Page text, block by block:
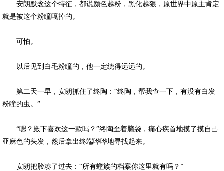
安朗默念这个特征，都说颜色越粉，黑化越狠，原世界中原主肯定
就是被这个粉瞳嘎掉的。
可怕。
以后见到白毛粉瞳的，他一定绕得远远的。
第二天一早，安朗抓住了终陶：“终陶，帮我查一下，有没有白发
粉瞳的虫。”
“嗯？殿下喜欢这一款吗？”终陶歪着脑袋，痛心疾首地摸了摸自己
亚麻色的头发，然后拿出终端哗哗地寻找起来。
安朗把脸凑了过去：“所有螳族的档案你这里就有吗？”